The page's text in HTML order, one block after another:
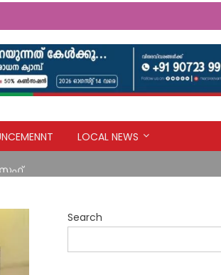
LOCAL NEWS
തയ്യാറാക്കണം: സി.പി. അബ്ദുലത്തീഫ്
Search